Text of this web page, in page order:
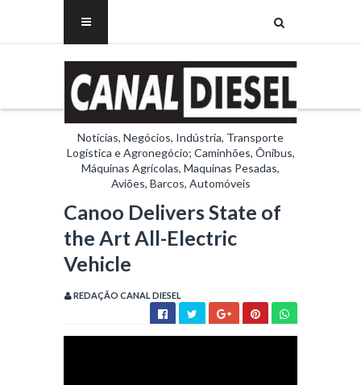
Notícias, Negócios, Indústria, Transporte
Logística e Agronegócio; Caminhões, Ônibus,
Máquinas Agrícolas, Maquinas Pesadas,
Aviões, Barcos, Automóveis
Canoo Delivers State of
the Art All-Electric
Vehicle
REDAÇÃO CANAL DIESEL